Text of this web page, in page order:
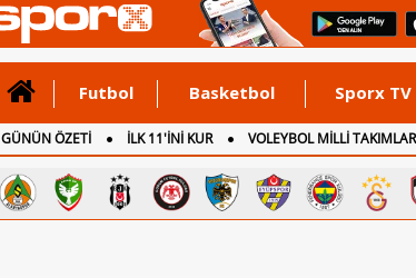
Futbol Basketbol Sporx TV
GÜNÜN ÖZETİ İLK 11'İNİ KUR VOLEYBOL MİLLİ TAKIMLAR
CANLI ANLATIM
İNGİLTERE